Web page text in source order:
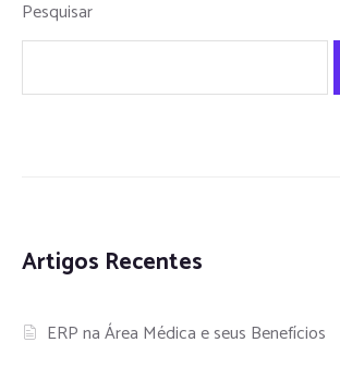
Pesquisar
Artigos Recentes
ERP na Área Médica e seus Benefícios